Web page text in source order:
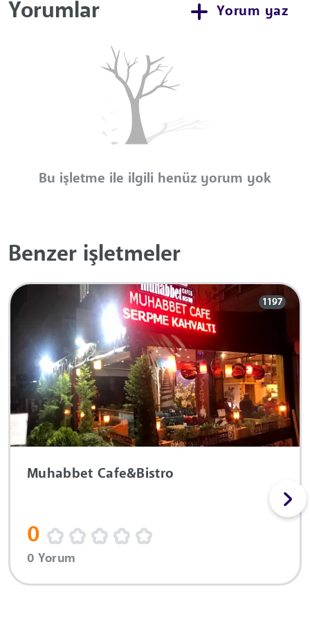
Yorumlar Yorum yaz
Bu işletme ile ilgili henüz yorum yok
Benzer işletmeler
1197
Muhabbet Cafe&Bistro
0
0 Yorum